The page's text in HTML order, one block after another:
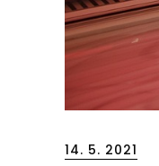
Posted
14. 5. 2021